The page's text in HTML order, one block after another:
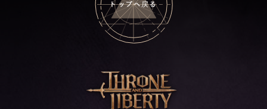
トップへ戻る